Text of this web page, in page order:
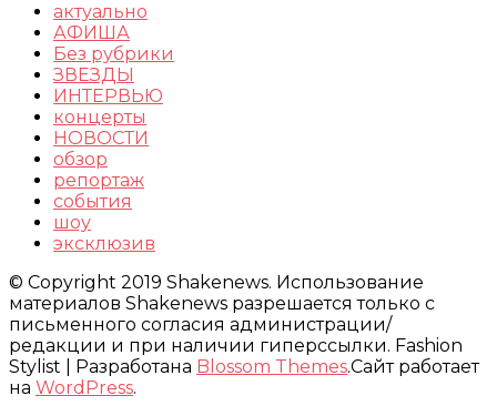
актуально
АФИША
Без рубрики
ЗВЕЗДЫ
ИНТЕРВЬЮ
концерты
НОВОСТИ
обзор
репортаж
события
шоу
эксклюзив
© Copyright 2019 Shakenews. Использование
материалов Shakenews разрешается только с
письменного согласия администрации/
редакции и при наличии гиперссылки. Fashion
Stylist | Разработана Blossom Themes.Сайт работает
на WordPress.